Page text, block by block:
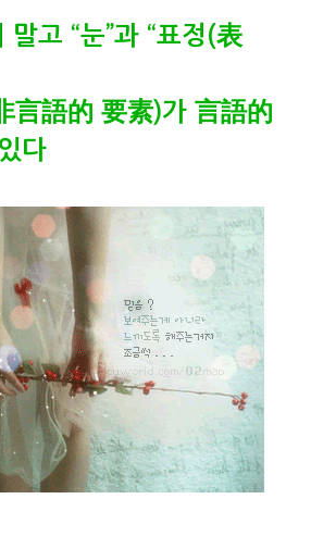
말고 “눈”과 “표정(表
言語的 要素)가 言語的
다